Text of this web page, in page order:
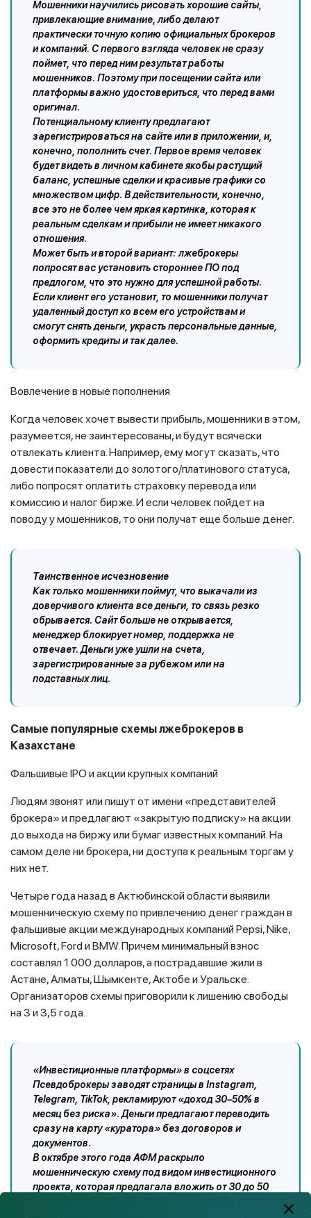
Мошенники научились рисовать хорошие сайты,
привлекающие внимание, либо делают
практически точную копию официальных брокеров
и компаний. С первого взгляда человек не сразу
поймет, что перед ним результат работы
мошенников. Поэтому при посещении сайта или
платформы важно удостовериться, что перед вами
оригинал.
Потенциальному клиенту предлагают
зарегистрироваться на сайте или в приложении, и,
конечно, пополнить счет. Первое время человек
будет видеть в личном кабинете якобы растущий
баланс, успешные сделки и красивые графики со
множеством цифр. В действительности, конечно,
все это не более чем яркая картинка, которая к
реальным сделкам и прибыли не имеет никакого
отношения.
Может быть и второй вариант: лжеброкеры
попросят вас установить стороннее ПО под
предлогом, что это нужно для успешной работы.
Если клиент его установит, то мошенники получат
удаленный доступ ко всем его устройствам и
смогут снять деньги, украсть персональные данные,
оформить кредиты и так далее.
Вовлечение в новые пополнения
Когда человек хочет вывести прибыль, мошенники в этом,
разумеется, не заинтересованы, и будут всячески
отвлекать клиента. Например, ему могут сказать, что
довести показатели до золотого/платинового статуса,
либо попросят оплатить страховку перевода или
комиссию и налог бирже. И если человек пойдет на
поводу у мошенников, то они получат еще больше денег.
Таинственное исчезновение
Как только мошенники поймут, что выкачали из
доверчивого клиента все деньги, то связь резко
обрывается. Сайт больше не открывается,
менеджер блокирует номер, поддержка не
отвечает. Деньги уже ушли на счета,
зарегистрированные за рубежом или на
подставных лиц.
Самые популярные схемы лжеброкеров в
Казахстане
Фальшивые IPO и акции крупных компаний
Людям звонят или пишут от имени «представителей
брокера» и предлагают «закрытую подписку» на акции
до выхода на биржу или бумаг известных компаний. На
самом деле ни брокера, ни доступа к реальным торгам у
них нет.
Четыре года назад в Актюбинской области выявили
мошенническую схему по привлечению денег граждан в
фальшивые акции международных компаний Pepsi, Nike,
Microsoft, Ford и BMW. Причем минимальный взнос
составлял 1 000 долларов, а пострадавшие жили в
Астане, Алматы, Шымкенте, Актобе и Уральске.
Организаторов схемы приговорили к лишению свободы
на 3 и 3,5 года.
«Инвестиционные платформы» в соцсетях
Псевдоброкеры заводят страницы в Instagram,
Telegram, TikTok, рекламируют «доход 30–50% в
месяц без риска». Деньги предлагают переводить
сразу на карту «куратора» без договоров и
документов.
В октябре этого года АФМ раскрыло
мошенническую схему под видом инвестиционного
проекта, которая предлагала вложить от 30 до 50